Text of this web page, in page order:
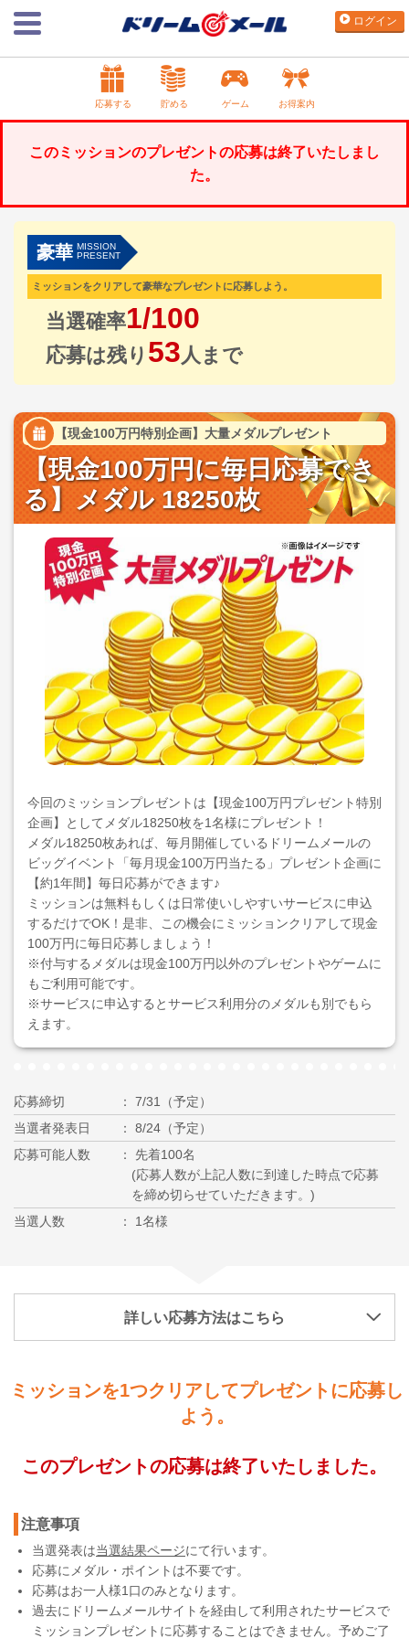
ログイン
応募する 貯める ゲーム お得案内
このミッションのプレゼントの応募は終了いたしまし
た。
豪華 MISSION
PRESENT
ミッションをクリアして豪華なプレゼントに応募しよう。
当選確率1/100
応募は残り 53人まで
【現金100万円特別企画】大量メダルプレゼント
【現金100万円に毎日応募でき
る】メダル 18250枚
今回のミッションプレゼントは【現金100万円プレゼント特別
企画】としてメダル18250枚を1名様にプレゼント！
メダル18250枚あれば、毎月開催しているドリームメールの
ビッグイベント「毎月現金100万円当たる」プレゼント企画に
【約1年間】毎日応募ができます♪
ミッションは無料もしくは日常使いしやすいサービスに申込
するだけでOK！是非、この機会にミッションクリアして現金
100万円に毎日応募しましょう！
※付与するメダルは現金100万円以外のプレゼントやゲームに
もご利用可能です。
※サービスに申込するとサービス利用分のメダルも別でもら
えます。
応募締切
7/31（予定）
当選者発表日
8/24（予定）
応募可能人数
先着100名
(応募人数が上記人数に到達した時点で応募
を締め切らせていただきます。)
当選人数
1名様
詳しい応募方法はこちら
ミッションを1つクリアしてプレゼントに応募し
よう。
このプレゼントの応募は終了いたしました。
注意事項
当選発表は当選結果ページにて行います。
応募にメダル・ポイントは不要です。
応募はお一人様1口のみとなります。
過去にドリームメールサイトを経由して利用されたサービスで
ミッションプレゼントに応募することはできません。予めご了